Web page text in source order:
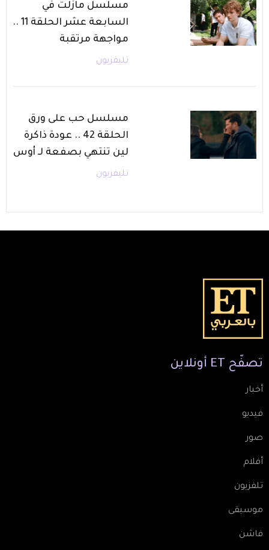
مسلسل مازلت في
السابعة عشر الحلقة 11 ..
مواجهة مرتقبة
تليفزيون
مسلسل حب على ورق
الحلقة 42 .. عودة ذاكرة
لين تنتهي بصفعة لـ أوس
تليفزيون
تصفّح ET أونلاين
أخبار
فيديو
صور
أفلام
تلفزيون
موسيقى
فاشن